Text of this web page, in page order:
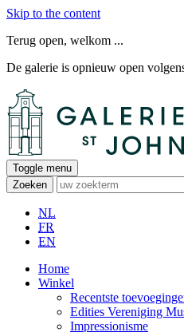
Skip to the content
Terug open, welkom ...
De galerie is opnieuw open
Toggle menu
Zoeken
NL
FR
EN
Home
Winkel
Recentste
Edities Vereniging
Impressionisme